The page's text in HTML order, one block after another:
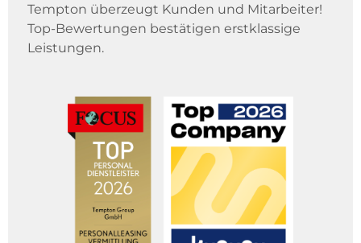
Tempton überzeugt Kunden und Mitarbeiter!
Top-Bewertungen bestätigen erstklassige
Leistungen.